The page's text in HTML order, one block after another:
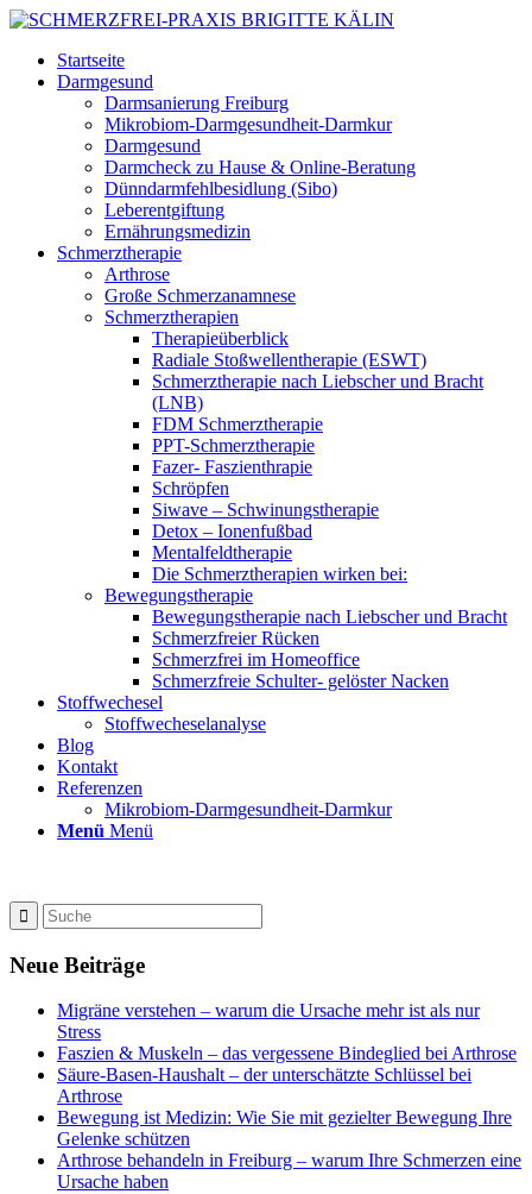
Startseite
Darmgesund
Darmsanierung Freiburg
Mikrobiom-Darmgesundheit-Darmkur
Darmgesund
Darmcheck zu Hause & Online-Beratung
Dünndarmfehlbesidlung (Sibo)
Leberentgiftung
Ernährungsmedizin
Schmerztherapie
Arthrose
Große Schmerzanamnese
Schmerztherapien
Therapieüberblick
Radiale Stoßwellentherapie (ESWT)
Schmerztherapie nach Liebscher und Bracht
(LNB)
FDM Schmerztherapie
PPT-Schmerztherapie
Fazer- Faszienthrapie
Schröpfen
Siwave – Schwinungstherapie
Detox – Ionenfußbad
Mentalfeldtherapie
Die Schmerztherapien wirken bei:
Bewegungstherapie
Bewegungstherapie nach Liebscher und Bracht
Schmerzfreier Rücken
Schmerzfrei im Homeoffice
Schmerzfreie Schulter- gelöster Nacken
Stoffwechesel
Stoffwecheselanalyse
Blog
Kontakt
Referenzen
Mikrobiom-Darmgesundheit-Darmkur
Menü Menü
Neue Beiträge
Migräne verstehen – warum die Ursache mehr ist als nur
Stress
Faszien & Muskeln – das vergessene Bindeglied bei Arthrose
Säure-Basen-Haushalt – der unterschätzte Schlüssel bei
Arthrose
Bewegung ist Medizin: Wie Sie mit gezielter Bewegung Ihre
Gelenke schützen
Arthrose behandeln in Freiburg – warum Ihre Schmerzen eine
Ursache haben